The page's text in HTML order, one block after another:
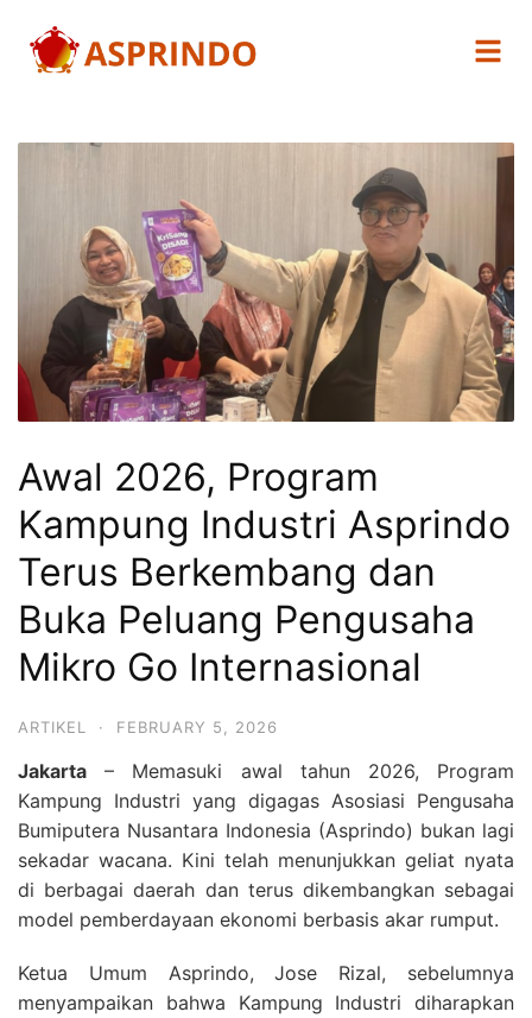
Awal 2026, Program
Kampung Industri Asprindo
Terus Berkembang dan
Buka Peluang Pengusaha
Mikro Go Internasional
ARTIKEL · FEBRUARY 5, 2026
Jakarta – Memasuki awal tahun 2026, Program
Kampung Industri yang digagas Asosiasi Pengusaha
Bumiputera Nusantara Indonesia (Asprindo) bukan lagi
sekadar wacana. Kini telah menunjukkan geliat nyata
di berbagai daerah dan terus dikembangkan sebagai
model pemberdayaan ekonomi berbasis akar rumput.
Ketua Umum Asprindo, Jose Rizal, sebelumnya
menyampaikan bahwa Kampung Industri diharapkan